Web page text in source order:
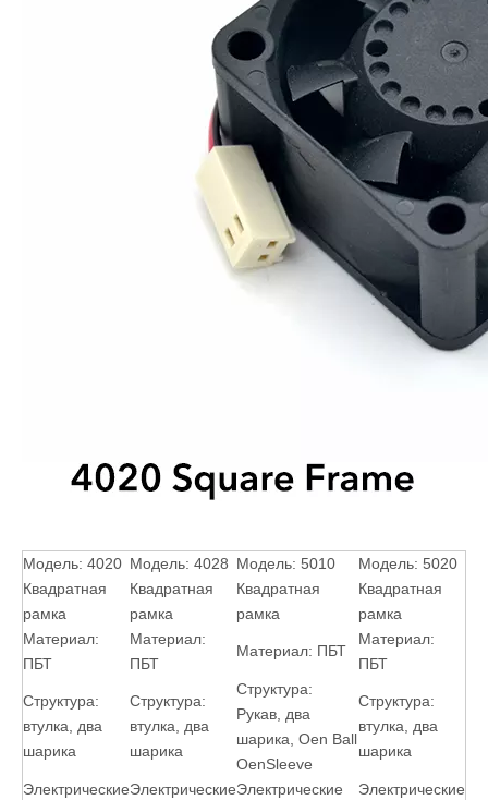
Модель: 4020
Квадратная
рамка
Модель: 4028
Квадратная
рамка
Модель: 5010
Квадратная
рамка
Модель: 5020
Квадратная
рамка
Материал:
ПБТ
Материал:
ПБТ
Материал: ПБТ
Материал:
ПБТ
Структура:
втулка, два
шарика
Структура:
втулка, два
шарика
Структура:
Рукав, два
шарика, Oen Ball
OenSleeve
Структура:
втулка, два
шарика
ЭлектрическиеЭлектрическиеЭлектрические
Электрические